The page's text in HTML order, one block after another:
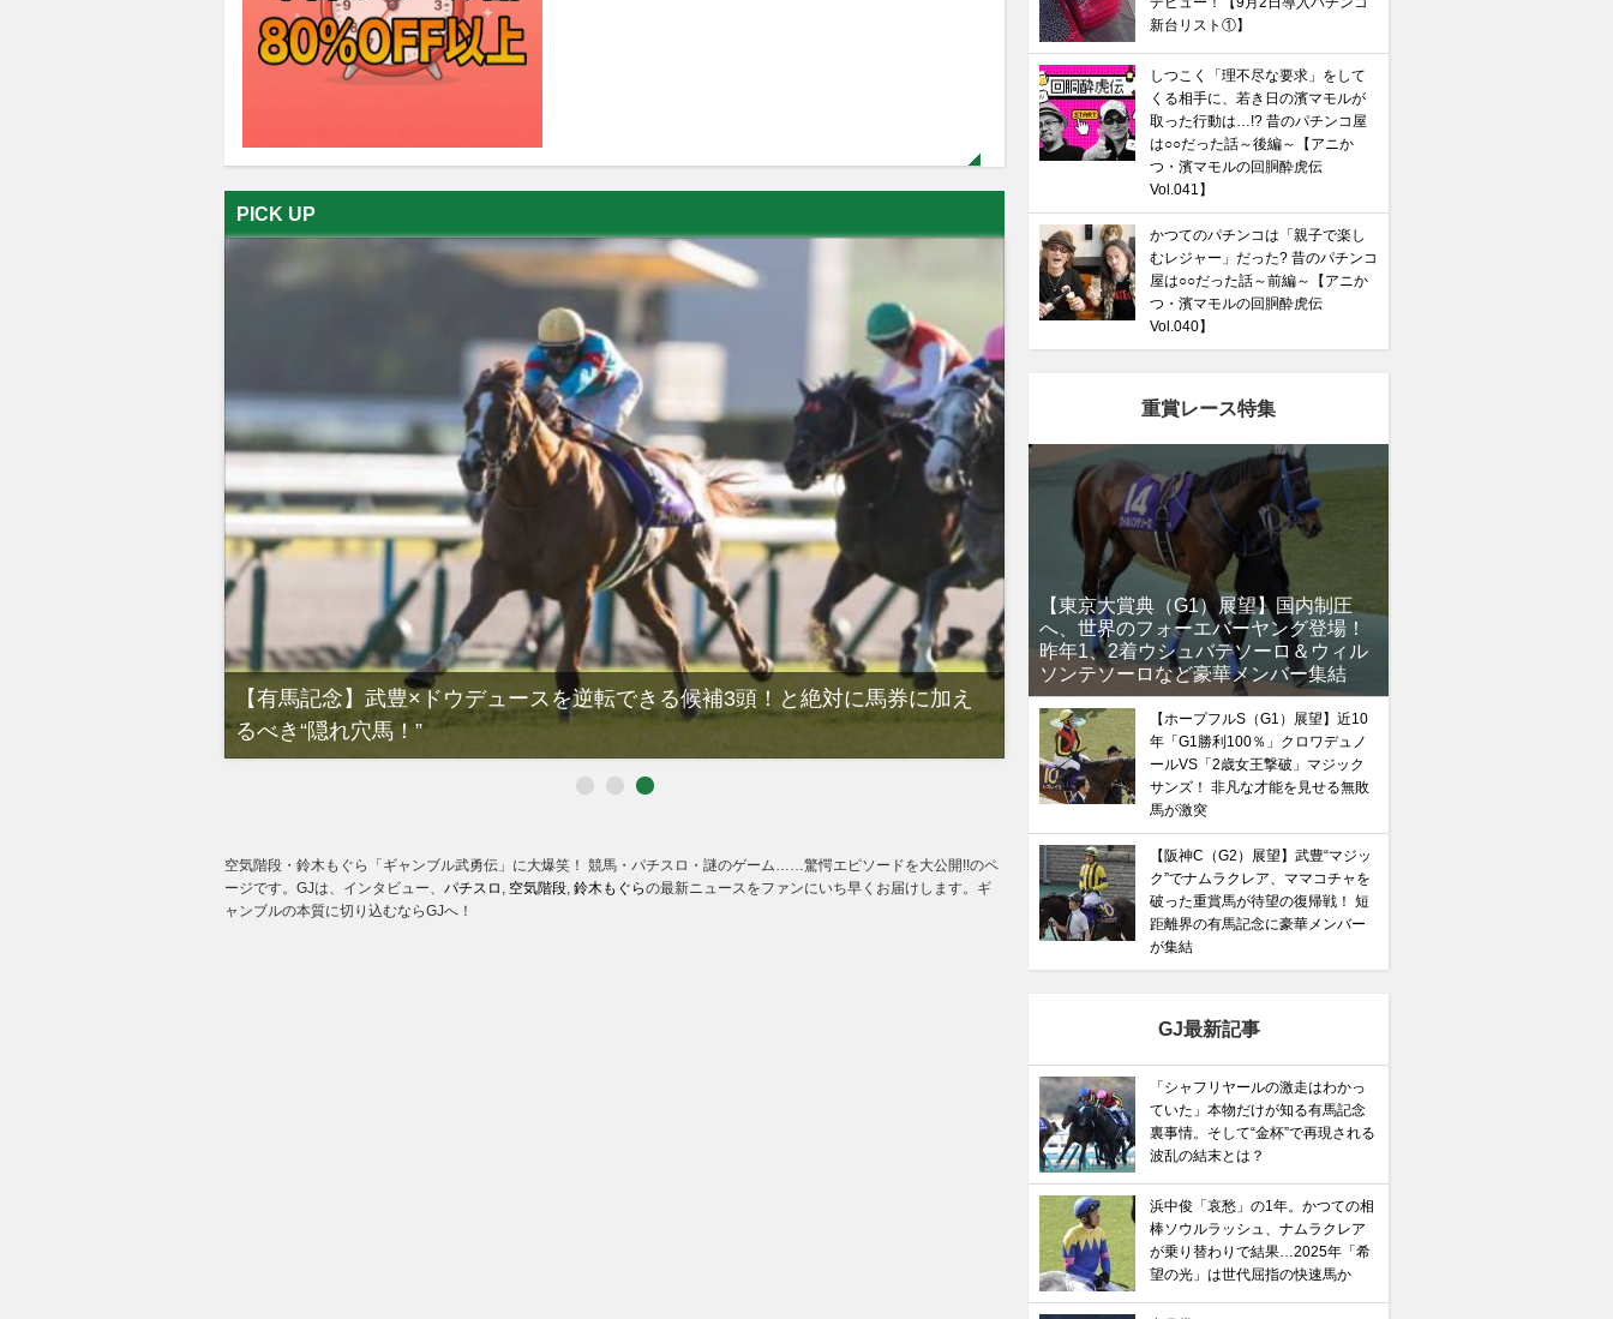
PR(カイタヨ)
録音をアップロードするだけ。AIが速く
正確に議事録作成
PR(カイタヨ)
手作業はもう不要。録音をアップするだ
けのAI議事録
PR(Amazon)
OFF以上が続々登場！Amazonの本...
PR(株式会社アルファーテクノ)
【プロの裏技を公開】内装を賢くデザイ
ンする
PR(株式会社アルファーテクノ)
【完全無料】プロが教えるオフィス構築
PICK UP
【有馬記念】武豊×ドウデュースを逆転できる候補3頭！と絶対に馬券に加え
るべき“隠れ穴馬！”
「シャフリヤールの激走はわかっていた」本物だけが知る有
して“金杯”で再現される波乱の結末とは？
空気階段・鈴木もぐら「ギャンブル武勇伝」に大爆笑！ 競馬・パチスロ・謎のゲーム……驚愕エピソードを大公開!!のペ
ージです。GJは、インタビュー、 パチスロ , 空気階段, 鈴木もぐらの最新ニュースをファンにいち早くお届けします。ギ
ャンブルの本質に切り込むならGJへ！
新台リスト①】
しつこく「理不尽な要求」をして
くる相手に、若き日の濱マモルが
取った行動は…!? 昔のパチンコ屋
は○○だった話～後編～【アニか
つ・濱マモルの回胴酔虎伝
Vol.041】
かつてのパチンコは「親子で楽し
むレジャー」だった? 昔のパチンコ
屋は○○だった話～前編～【アニか
つ・濱マモルの回胴酔虎伝
Vol.040】
重賞レース特集
【東京大賞典（G1）展望】国内制圧
へ、世界のフォーエバーヤング登場！
昨年1、2着ウシュバテソーロ＆ウィル
ソンテソーロなど豪華メンバー集結
【ホープフルS（G1）展望】近10
年「G1勝利100％」クロワデュノ
ールVS「2歳女王撃破」マジック
サンズ！ 非凡な才能を見せる無敗
馬が激突
【阪神C（G2）展望】武豊“マジッ
ク”でナムラクレア、ママコチャを
破った重賞馬が待望の復帰戦！ 短
距離界の有馬記念に豪華メンバー
が集結
GJ最新記事
「シャフリヤールの激走はわかっ
ていた」本物だけが知る有馬記念
裏事情。そして“金杯”で再現される
波乱の結末とは？
浜中俊「哀愁」の1年。かつての相
棒ソウルラッシュ、ナムラクレア
が乗り替わりで結果…2025年「希
望の光」は世代屈指の快速馬か